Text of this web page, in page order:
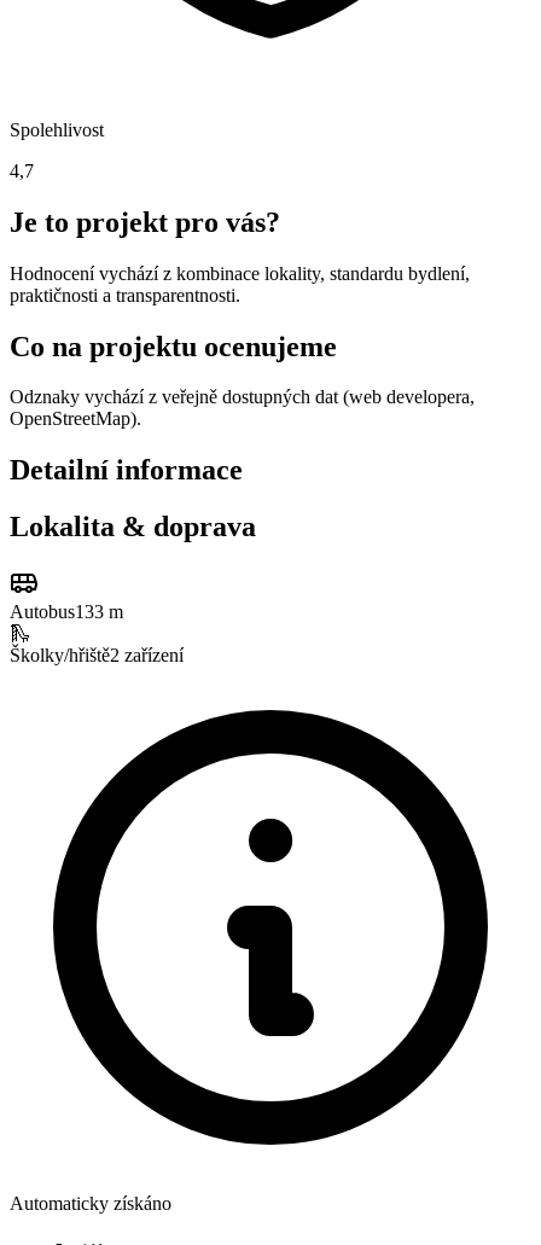
Spolehlivost
4,7
Je to projekt pro vás?
Hodnocení vychází z kombinace lokality, standardu bydlení,
praktičnosti a transparentnosti.
Co na projektu ocenujeme
Odznaky vychází z veřejně dostupných dat (web developera,
OpenStreetMap).
Detailní informace
Lokalita & doprava
Autobus133 m
🛝
Školky/hřiště2 zařízení
Automaticky získáno